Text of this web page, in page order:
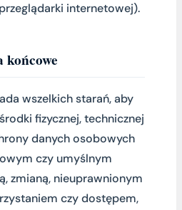
internetowej).
końcowe
wszelkich starań, aby
fizycznej, technicznej
danych osobowych
czy umyślnym
zmianą, nieuprawnionym
czy dostępem,